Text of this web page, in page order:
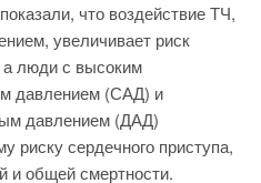
что воздействие ТЧ,
увеличивает риск
а люди с высоким
давлением (САД) и
давлением (ДАД)
риску сердечного приступа,
и общей смертности.